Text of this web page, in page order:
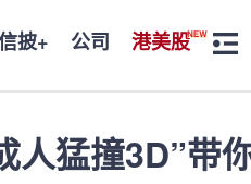
披+ 公司 港美股
人猛撞3D”带